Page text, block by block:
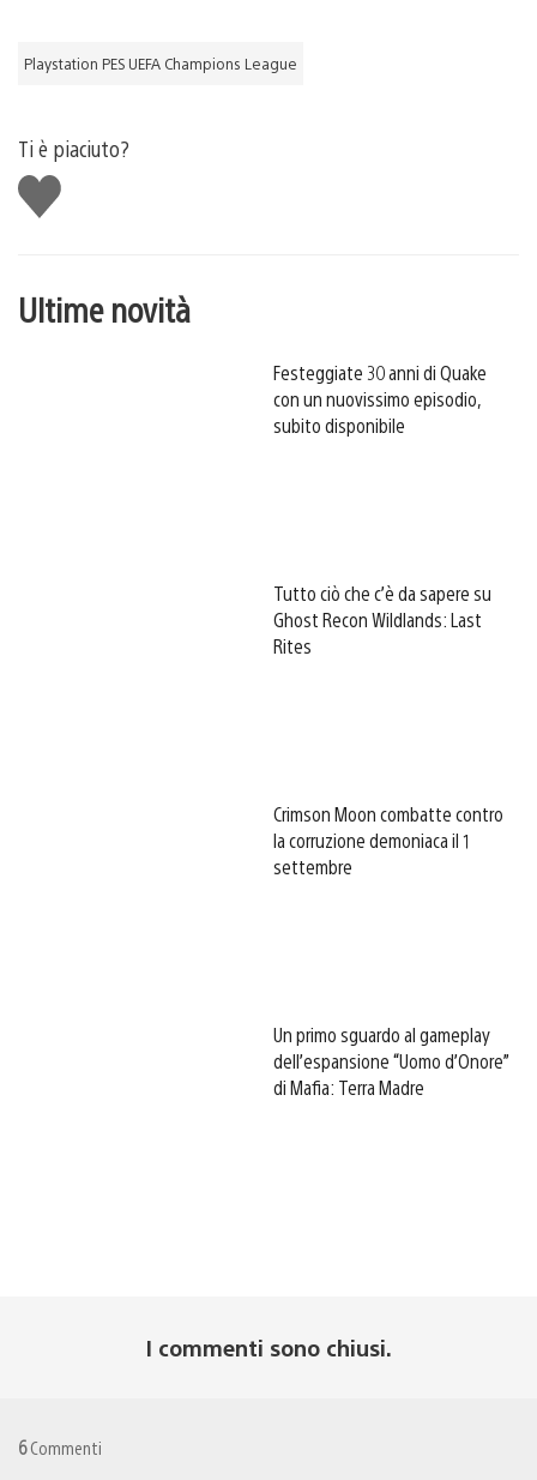
Playstation PES UEFA Champions League
Ti è piaciuto?
Mi
piace
Ultime novità
Festeggiate 30 anni di Quake
con un nuovissimo episodio,
subito disponibile
Tutto ciò che c’è da sapere su
Ghost Recon Wildlands: Last
Rites
Crimson Moon combatte contro
la corruzione demoniaca il 1
settembre
Un primo sguardo al gameplay
dell’espansione “Uomo d’Onore”
di Mafia: Terra Madre
I commenti sono chiusi.
6Commenti